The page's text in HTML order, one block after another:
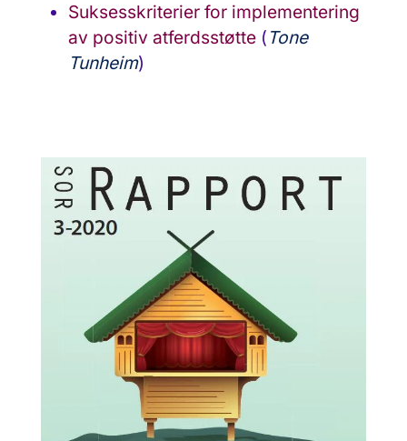
Suksesskriterier for implementering
av positiv atferdsstøtte ( Tone
Tunheim)